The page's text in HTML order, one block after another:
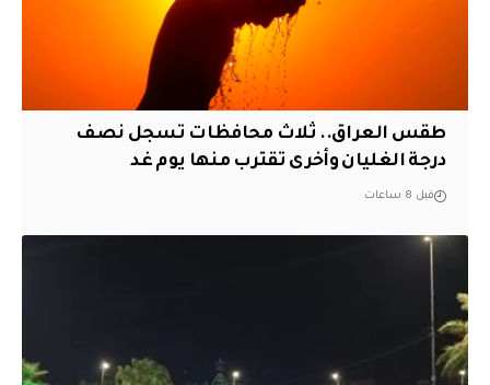
طقس العراق.. ثلاث محافظات تسجل نصف
درجة الغليان وأخرى تقترب منها يوم غد
قبل 8 ساعات